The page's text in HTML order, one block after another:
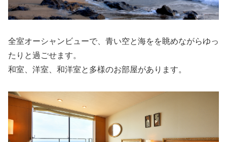
全室オーシャンビューで、青い空と海をを眺めながらゆっ
たりと過ごせます。
和室、洋室、和洋室と多様のお部屋があります。